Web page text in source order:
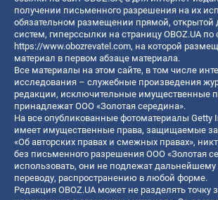
получении письменного разрешения на их
обязательном размещении прямой, открытой
систем, гиперссылки на страницу OBOZ.UA по
https://www.obozrevatel.com, на которой
материал в первом абзаце материала.
Все материалы на этом сайте, в том числе
исследования – служебные произведения
редакции, исключительные имущественные
принадлежат ООО «Золотая середина».
На все опубликованные фотоматериалы Getty
имеет имущественные права, защищаемые
«Об авторских правах и смежных правах»,
без письменного разрешения ООО «Золотая
использовать, они не подлежат дальнейшему
переводу, распространению в любой форме.
Редакция OBOZ.UA может не разделять точку